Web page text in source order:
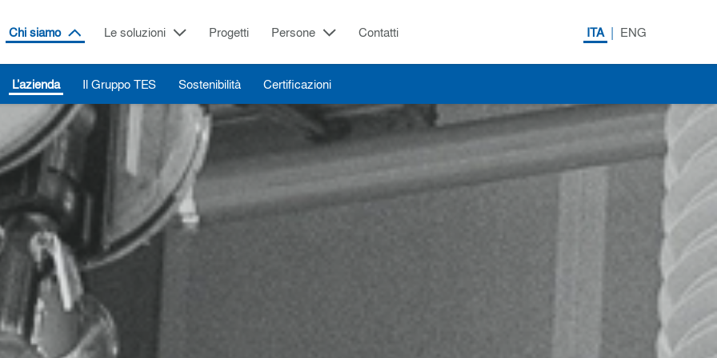
Chi siamo Le soluzioni Progetti Persone Contatti ITA | ENG
L’azienda Il Gruppo TES Sostenibilità Certificazioni